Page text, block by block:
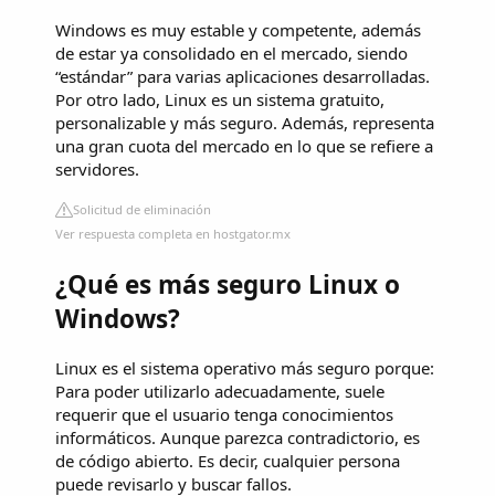
Windows es muy estable y competente, además
de estar ya consolidado en el mercado, siendo
“estándar” para varias aplicaciones desarrolladas.
Por otro lado, Linux es un sistema gratuito,
personalizable y más seguro. Además, representa
una gran cuota del mercado en lo que se refiere a
servidores.
Solicitud de eliminación
Ver respuesta completa en hostgator.mx
¿Qué es más seguro Linux o
Windows?
Linux es el sistema operativo más seguro porque:
Para poder utilizarlo adecuadamente, suele
requerir que el usuario tenga conocimientos
informáticos. Aunque parezca contradictorio, es
de código abierto. Es decir, cualquier persona
puede revisarlo y buscar fallos.